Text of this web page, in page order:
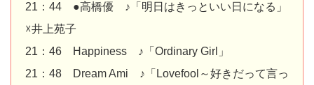
21：44 ●高橋優 ♪「明日はきっといい日になる」
☓井上苑子
21：46 Happiness ♪「Ordinary Girl」
21：48 Dream Ami ♪「Lovefool～好きだって言っ